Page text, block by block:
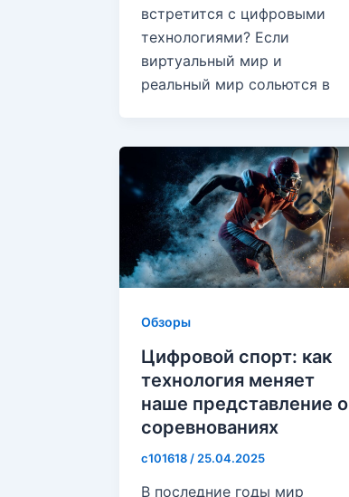
встретится с цифровыми
технологиями? Если
виртуальный мир и
реальный мир сольются в
Обзоры
Цифровой спорт: как
технология меняет
наше представление о
соревнованиях
c101618 / 25.04.2025
В последние годы мир